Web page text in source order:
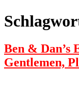
Ben & Dan’s
Gentlemen,